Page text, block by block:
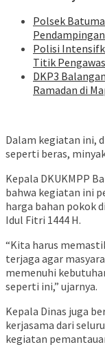
Polsek
Polisi
Titik
DKP3
Ramadan di
Dalam kegiatan ini,
seperti beras,
Kepala DKUKMPP
bahwa kegiatan ini
harga bahan pokok
Idul Fitri 1444 H.
“Kita harus
terjaga agar
memenuhi
seperti ini,” ujarnya.
Kepala Dinas juga
kerjasama dari
kegiatan